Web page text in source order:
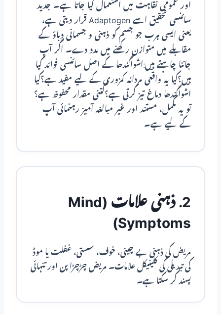
اور عمومی نقاہت میں استعمال کیا جاتا ہے۔ جدید
سائنسی تحقیق اسے Adaptogen قرار دیتی ہے،
یعنی ایسی ہرب جو جسم کو ذہنی و جسمانی دباؤ کے
مقابلے میں متوازن رکھنے میں مدد دے۔ اگر آپ
جاننا چاہتے ہیں:اشواگندھا کے اصل سائنسی فوائد کیا
ہیں؟کیا یہ واقعی مردانہ کمزوری کے لیے مفید ہے؟کیا
اشواگندھا دماغ تیز کرتی ہے؟کتنی مقدار محفوظ ہے؟
تو یہ مکمل، مستند اور غیر مبالغہ آمیز رہنمائی آپ
کے لیے ہے۔
2. ذہنی علامات (Mind
Symptoms)
مریض کی ذہنی بے چینی، خوف، سستی، غفلت یا موڈ
کی تبدیلی کی کلینیکل علامات۔ مریض چڑچڑا پن اور تنہائی
پسند کر سکتا ہے۔